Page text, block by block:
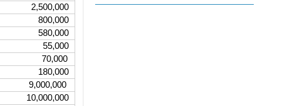
2,500,000
800,000
580,000
55,000
70,000
180,000
9,000,000
10,000,000